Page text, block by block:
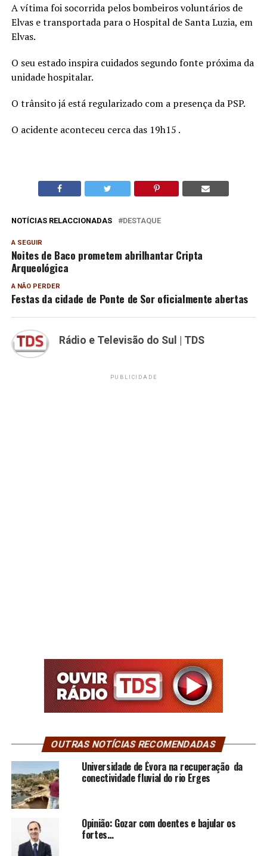
A vítima foi socorrida pelos bombeiros voluntários de
Elvas e transportada para o Hospital de Santa Luzia, em
Elvas.
O seu estado inspira cuidados segundo fonte próxima da
unidade hospitalar.
O trânsito já está regularizado com a presença da PSP.
O acidente aconteceu cerca das 19h15 .
NOTÍCIAS RELACCIONADAS DESTAQUE
A SEGUIR
Noites de Baco prometem abrilhantar Cripta
Arqueológica
A NÃO PERDER
Festas da cidade de Ponte de Sor oficialmente abertas
Rádio e Televisão do Sul | TDS
PUBLICIDADE
OUTRAS NOTÍCIAS RECOMENDADAS
Universidade de Évora na recuperação da
conectividade fluvial do rio Erges
Opinião: Gozar com doentes e bajular os
fortes…